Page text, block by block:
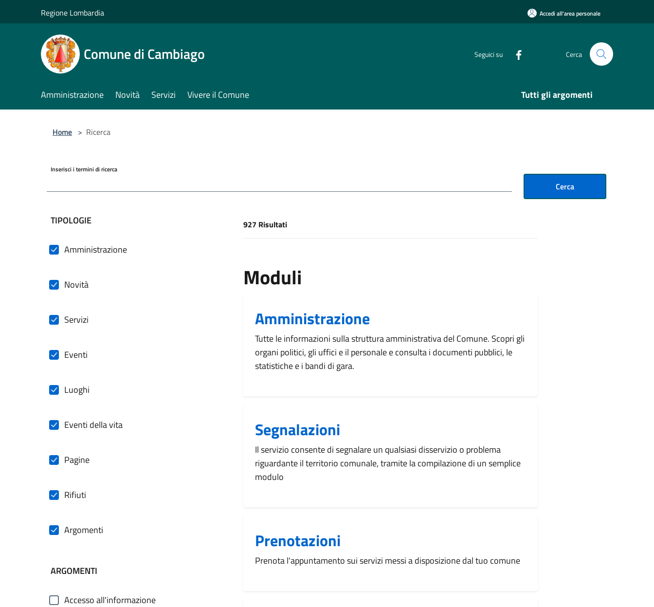
Regione Lombardia Accedi all'area personale
Comune di Cambiago Seguici su Cerca
Amministrazione Novità Servizi Vivere il Comune Tutti gli argomenti
Home > Ricerca
Inserisci i termini di ricerca
Cerca
filtri da applicare
TIPOLOGIE
Amministrazione
Novità
Servizi
Eventi
Luoghi
Eventi della vita
Pagine
Rifiuti
Argomenti
ARGOMENTI
Accesso all'informazione
[results] Risultati
927 Risultati
Moduli
Amministrazione
Tutte le informazioni sulla struttura amministrativa del Comune. Scopri gli
organi politici, gli uffici e il personale e consulta i documenti pubblici, le
statistiche e i bandi di gara.
Segnalazioni
Il servizio consente di segnalare un qualsiasi disservizio o problema
riguardante il territorio comunale, tramite la compilazione di un semplice
modulo
Prenotazioni
Prenota l'appuntamento sui servizi messi a disposizione dal tuo comune